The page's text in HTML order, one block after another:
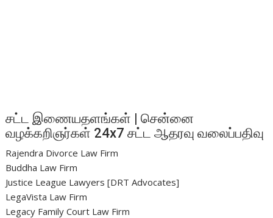
சட்ட இணையதளங்கள் | சென்னை
வழக்கறிஞர்கள் 24x7 சட்ட ஆதரவு வலைப்பதிவு
Rajendra Divorce Law Firm
Buddha Law Firm
Justice League Lawyers [DRT Advocates]
LegaVista Law Firm
Legacy Family Court Law Firm